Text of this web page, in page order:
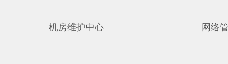
机房维护中心 网络